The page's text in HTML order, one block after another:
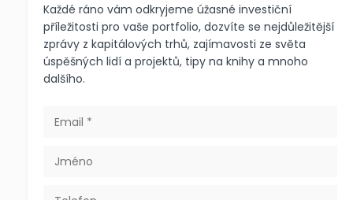
Každé ráno vám odkryjeme úžasné investiční
příležitosti pro vaše portfolio, dozvíte se nejdůležitější
zprávy z kapitálových trhů, zajímavosti ze světa
úspěšných lidí a projektů, tipy na knihy a mnoho
dalšího.